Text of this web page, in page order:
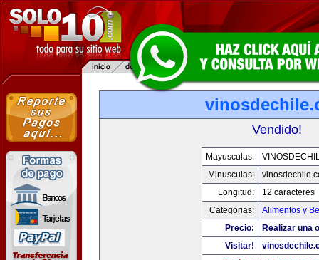
Vendido!
Mayusculas:
Minusculas:
Longitud:
12 caracteres
Categorias:
Alimentos y
Precio:
Realizar una
Visitar!